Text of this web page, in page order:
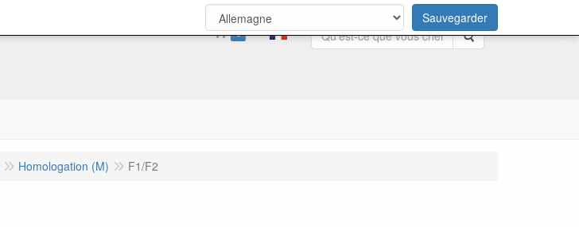
0 Rechercher
Homologation (M) F1/F2
Sauvegarder